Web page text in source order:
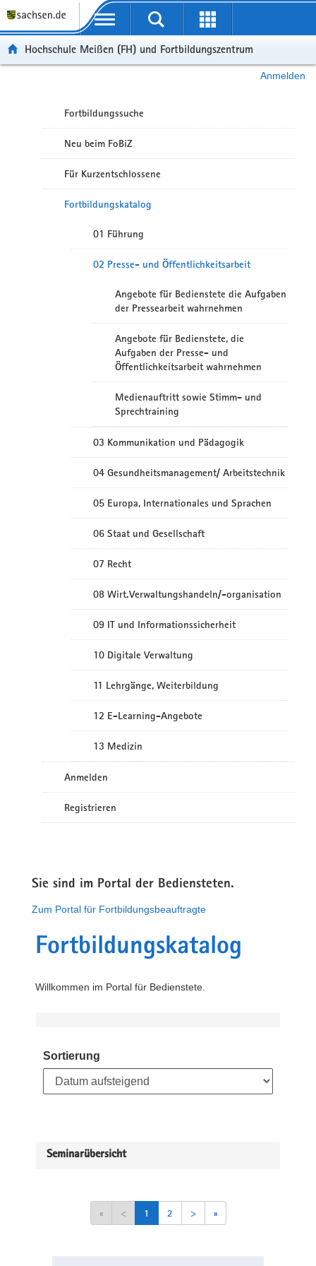
Portalübergreifende Navigation
Hochschule Meißen (FH) und Fortbildungszentrum
Anmelden
Fortbildungssuche
Neu beim FoBiZ
Für Kurzentschlossene
Fortbildungskatalog
01 Führung
02 Presse- und Öffentlichkeitsarbeit
Angebote für Bedienstete die Aufgaben
der Pressearbeit wahrnehmen
Angebote für Bedienstete, die
Aufgaben der Presse- und
Öffentlichkeitsarbeit wahrnehmen
Medienauftritt sowie Stimm- und
Sprechtraining
03 Kommunikation und Pädagogik
04 Gesundheitsmanagement/ Arbeitstechnik
05 Europa, Internationales und Sprachen
06 Staat und Gesellschaft
07 Recht
08 Wirt.Verwaltungshandeln/-organisation
09 IT und Informationssicherheit
10 Digitale Verwaltung
11 Lehrgänge, Weiterbildung
12 E-Learning-Angebote
13 Medizin
Anmelden
Registrieren
Sie sind im Portal der Bediensteten.
Zum Portal für Fortbildungsbeauftragte
Fortbildungskatalog
Willkommen im Portal für Bedienstete.
Sortierung
Seminarübersicht
« < 1 2 > »